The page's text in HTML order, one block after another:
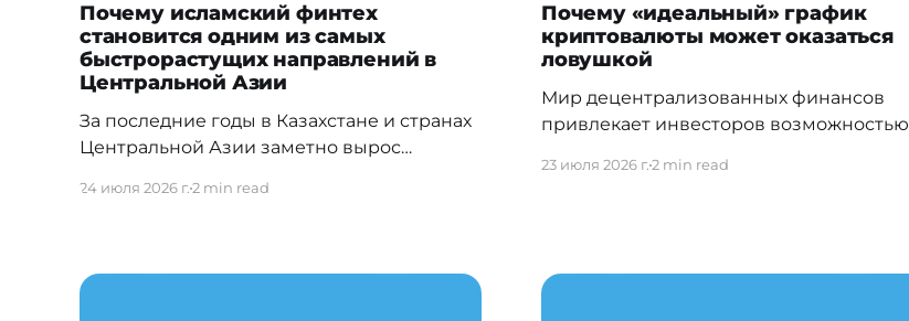
Почему исламский финтех
становится одним из самых
быстрорастущих направлений в
Центральной Азии
За последние годы в Казахстане и странах
Центральной Азии заметно вырос
принципам шариата. Молодые инвесторы
но и соответствовать их ценностям. Чтобы
24 июля 2026 г.2 min read
Почему «идеальный» график
криптовалюты может оказаться
ловушкой
Мир децентрализованных финансов
привлекает инвесторов возможностью
массового признания, однако именно
схемы предельно проста в своей
23 июля 2026 г.2 min read